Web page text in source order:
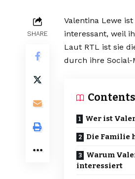
SHARE
Valentina Lewe
interessant, weil
Laut RTL ist sie
durch ihre Social-
Contents
Wer ist
Die Familie
Warum
interessiert